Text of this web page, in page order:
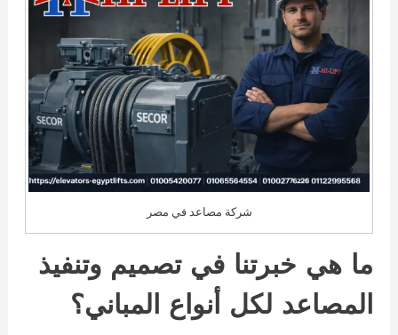
شركة مصاعد في مصر
ما هي خبرتنا في تصميم وتنفيذ
المصاعد لكل أنواع المباني؟